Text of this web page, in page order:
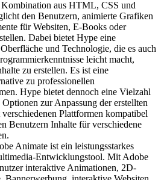
aus HTML, CSS und
den Benutzern, animierte Grafiken
für Websiten, E-Books oder
Dabei bietet Hype eine
und Technologie, die es auch
leicht macht,
zu erstellen. Es ist eine
zu professionellen
Hype bietet dennoch eine Vielzahl
zur Anpassung der erstellten
Plattformen kompatibel
Benutzern Inhalte für verschiedene
Animate ist ein leistungsstarkes
Entwicklungstool. Mit Adobe
interaktive Animationen, 2D-